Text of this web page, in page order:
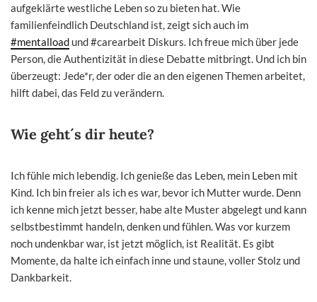
aufgeklärte westliche Leben so zu bieten hat. Wie
familienfeindlich Deutschland ist, zeigt sich auch im
#mentalload und #carearbeit Diskurs. Ich freue mich über jede
Person, die Authentizität in diese Debatte mitbringt. Und ich bin
überzeugt: Jede*r, der oder die an den eigenen Themen arbeitet,
hilft dabei, das Feld zu verändern.
Wie geht´s dir heute?
Ich fühle mich lebendig. Ich genieße das Leben, mein Leben mit
Kind. Ich bin freier als ich es war, bevor ich Mutter wurde. Denn
ich kenne mich jetzt besser, habe alte Muster abgelegt und kann
selbstbestimmt handeln, denken und fühlen. Was vor kurzem
noch undenkbar war, ist jetzt möglich, ist Realität. Es gibt
Momente, da halte ich einfach inne und staune, voller Stolz und
Dankbarkeit.